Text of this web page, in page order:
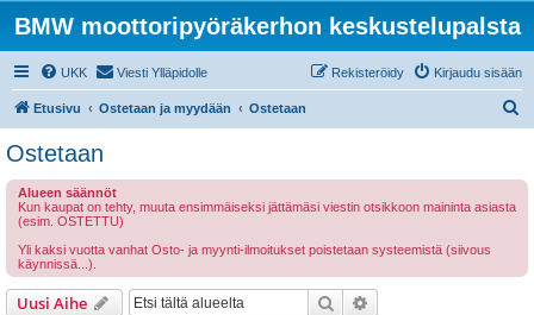
BMW moottoripyöräkerhon keskustelupalsta
UKK Viesti Ylläpidolle Kirjaudu sisään
Rekisteröidy
Etusivu Ostetaan ja myydään Ostetaan
Ostetaan
Alueen säännöt
Kun kaupat on tehty, muuta ensimmäiseksi jättämäsi viestin otsikkoon maininta asiasta
(esim. OSTETTU)
Yli kaksi vuotta vanhat Osto- ja myynti-ilmoitukset poistetaan systeemistä (siivous
käynnissä...).
Uusi Aihe Etsi